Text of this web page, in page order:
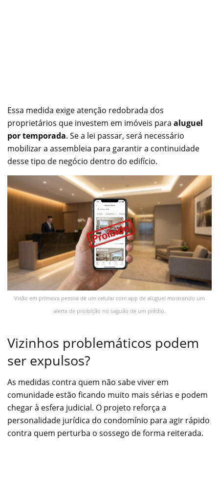
Essa medida exige atenção redobrada dos
proprietários que investem em imóveis para aluguel
por temporada. Se a lei passar, será necessário
mobilizar a assembleia para garantir a continuidade
desse tipo de negócio dentro do edifício.
Visão em primeira pessoa de um celular com app de aluguel mostrando um
alerta de proibição no saguão de um prédio.
Vizinhos problemáticos podem
ser expulsos?
As medidas contra quem não sabe viver em
comunidade estão ficando muito mais sérias e podem
chegar à esfera judicial. O projeto reforça a
personalidade jurídica do condomínio para agir rápido
contra quem perturba o sossego de forma reiterada.